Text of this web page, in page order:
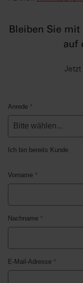
Bleiben Sie
auf
Jetzt
*
Anrede
Ich bin bereits Kunde
*
Vorname
*
Nachname
*
E-Mail-Adresse